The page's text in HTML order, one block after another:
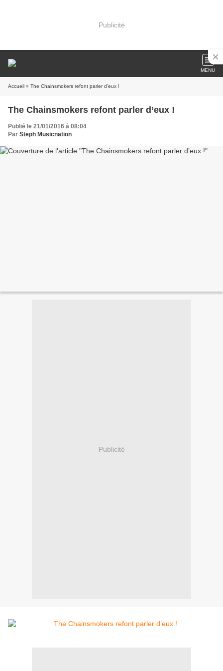
Publicité
MENU
Accueil » The Chainsmokers refont parler d’eux !
The Chainsmokers refont parler d’eux !
Publié le 21/01/2016 à 08:04
Par Steph Musicnation
Publicité